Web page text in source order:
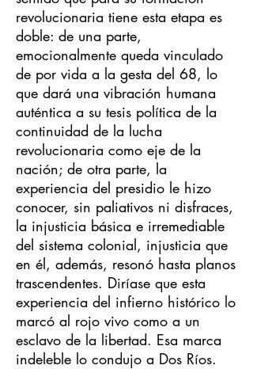
revolucionaria tiene esta etapa es
doble: de una parte,
emocionalmente queda vinculado
de por vida a la gesta del 68, lo
que dará una vibración humana
auténtica a su tesis política de la
continuidad de la lucha
revolucionaria como eje de la
nación; de otra parte, la
experiencia del presidio le hizo
conocer, sin paliativos ni disfraces,
la injusticia básica e irremediable
del sistema colonial, injusticia que
en él, además, resonó hasta planos
trascendentes. Diríase que esta
experiencia del infierno histórico lo
marcó al rojo vivo como a un
esclavo de la libertad. Esa marca
indeleble lo condujo a Dos Ríos.